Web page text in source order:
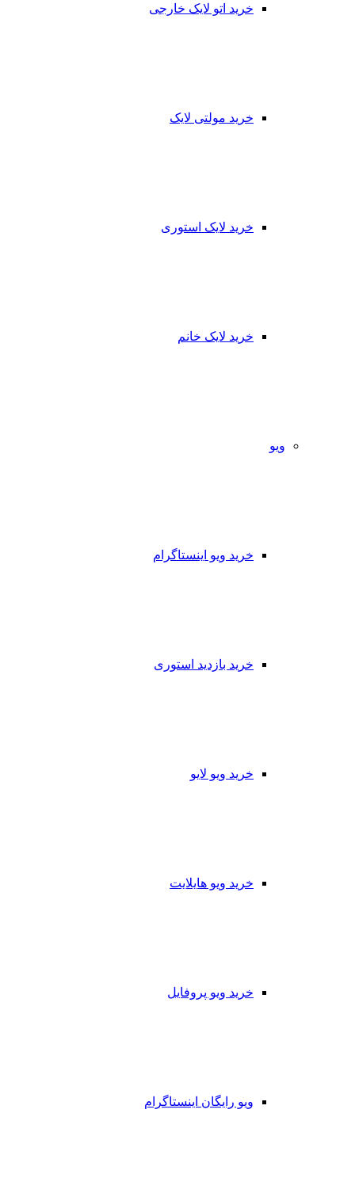
خرید اتو لایک خارجی
خرید مولتی لایک
خرید لایک استوری
خرید لایک خانم
ویو
خرید ویو اینستاگرام
خرید بازدید استوری
خرید ویو لایو
خرید ویو هایلایت
خرید ویو پروفایل
ویو رایگان اینستاگرام